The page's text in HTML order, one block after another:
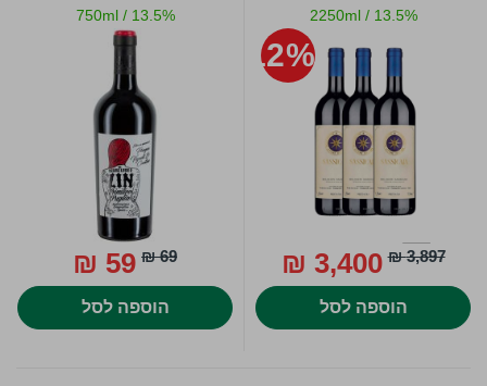
2250ml / 13.5%
12%
3,897 ₪
3,400 ₪
הוספה לסל
750ml / 13.5%
69 ₪
59 ₪
הוספה לסל